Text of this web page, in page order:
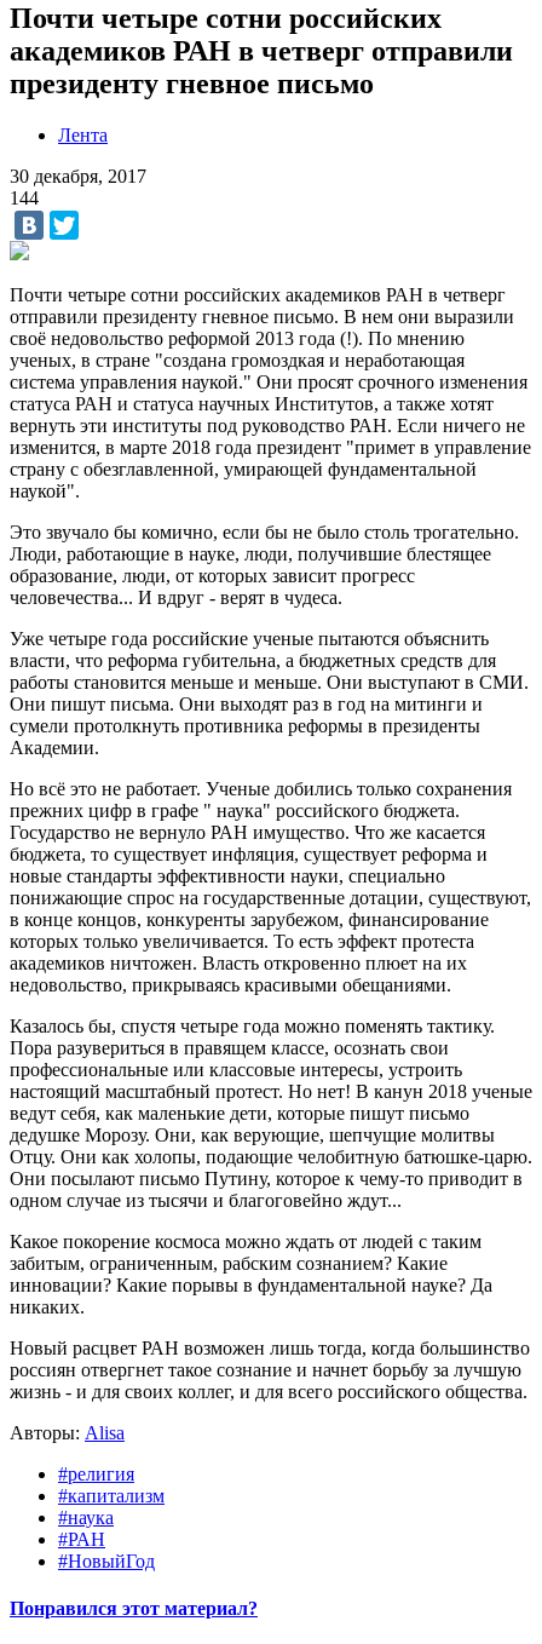
Почти четыре сотни российских
академиков РАН в четверг отправили
президенту гневное письмо
Лента
30 декабря, 2017
144
Почти четыре сотни российских академиков РАН в четверг
отправили президенту гневное письмо. В нем они выразили
своё недовольство реформой 2013 года (!). По мнению
ученых, в стране "создана громоздкая и неработающая
система управления наукой." Они просят срочного изменения
статуса РАН и статуса научных Институтов, а также хотят
вернуть эти институты под руководство РАН. Если ничего не
изменится, в марте 2018 года президент "примет в управление
страну с обезглавленной, умирающей фундаментальной
наукой".
Это звучало бы комично, если бы не было столь трогательно.
Люди, работающие в науке, люди, получившие блестящее
образование, люди, от которых зависит прогресс
человечества... И вдруг - верят в чудеса.
Уже четыре года российские ученые пытаются объяснить
власти, что реформа губительна, а бюджетных средств для
работы становится меньше и меньше. Они выступают в СМИ.
Они пишут письма. Они выходят раз в год на митинги и
сумели протолкнуть противника реформы в президенты
Академии.
Но всё это не работает. Ученые добились только сохранения
прежних цифр в графе " наука" российского бюджета.
Государство не вернуло РАН имущество. Что же касается
бюджета, то существует инфляция, существует реформа и
новые стандарты эффективности науки, специально
понижающие спрос на государственные дотации, существуют,
в конце концов, конкуренты зарубежом, финансирование
которых только увеличивается. То есть эффект протеста
академиков ничтожен. Власть откровенно плюет на их
недовольство, прикрываясь красивыми обещаниями.
Казалось бы, спустя четыре года можно поменять тактику.
Пора разувериться в правящем классе, осознать свои
профессиональные или классовые интересы, устроить
настоящий масштабный протест. Но нет! В канун 2018 ученые
ведут себя, как маленькие дети, которые пишут письмо
дедушке Морозу. Они, как верующие, шепчущие молитвы
Отцу. Они как холопы, подающие челобитную батюшке-царю.
Они посылают письмо Путину, которое к чему-то приводит в
одном случае из тысячи и благоговейно ждут...
Какое покорение космоса можно ждать от людей с таким
забитым, ограниченным, рабским сознанием? Какие
инновации? Какие порывы в фундаментальной науке? Да
никаких.
Новый расцвет РАН возможен лишь тогда, когда большинство
россиян отвергнет такое сознание и начнет борьбу за лучшую
жизнь - и для своих коллег, и для всего российского общества.
Авторы: Alisa
#религия
#капитализм
#наука
#РАН
#НовыйГод
Понравился этот материал?